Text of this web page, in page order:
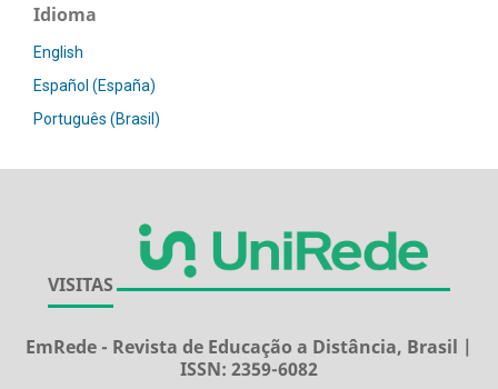
Idioma
English
Español (España)
Português (Brasil)
VISITAS
EmRede - Revista de Educação a Distância, Brasil |
ISSN: 2359-6082